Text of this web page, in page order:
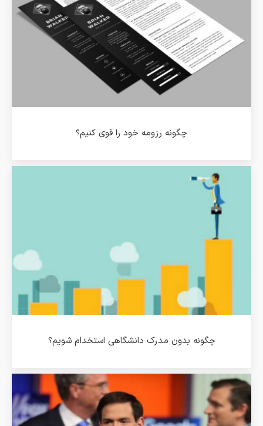
چگونه رزومه خود را قوی کنیم؟
چگونه بدون مدرک دانشگاهی استخدام شویم؟